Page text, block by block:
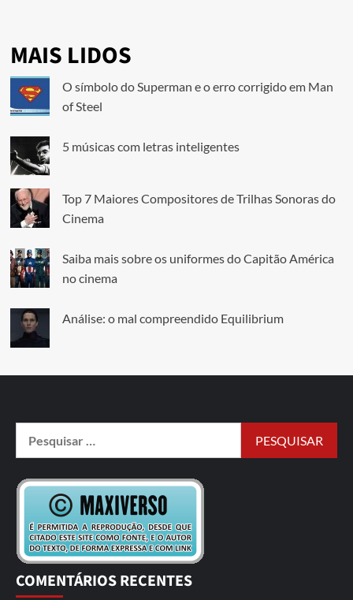
MAIS LIDOS
O símbolo do Superman e o erro corrigido em Man
of Steel
5 músicas com letras inteligentes
Top 7 Maiores Compositores de Trilhas Sonoras do
Cinema
Saiba mais sobre os uniformes do Capitão América
no cinema
Análise: o mal compreendido Equilibrium
COMENTÁRIOS RECENTES